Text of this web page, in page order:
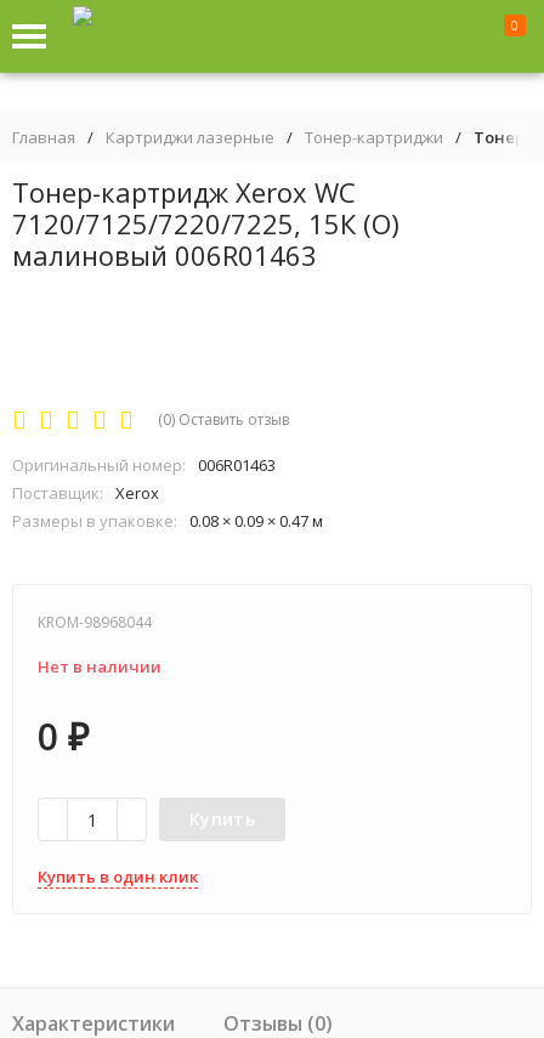
0
Главная / Картриджи лазерные / Тонер-картриджи / Тонер-
Тонер-картридж Xerox WC
7120/7125/7220/7225, 15К (О)
малиновый 006R01463
(0) Оставить отзыв
Оригинальный номер:
006R01463
Поставщик:
Xerox
Размеры в упаковке:
0.08 × 0.09 × 0.47 м
KROM-98968044
Нет в наличии
0 ₽
Купить
Купить в один клик
Характеристики Отзывы (0)